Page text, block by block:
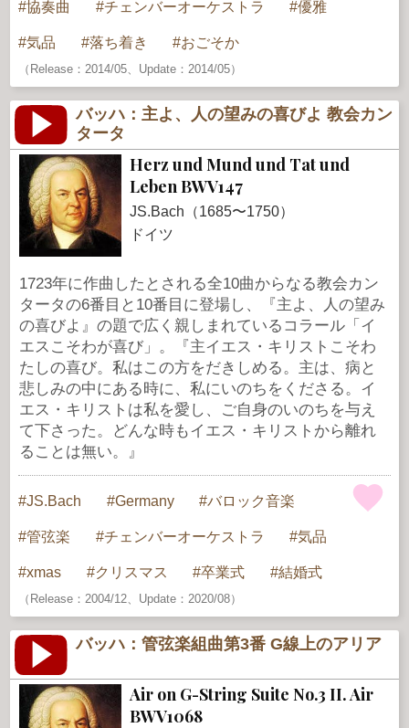
協奏曲 チェンバーオーケストラ 優雅
気品 落ち着き おごそか
（Release：2014/05、Update：2014/05）
バッハ：主よ、人の望みの喜びよ 教会カン
タータ
Herz und Mund und Tat und
Leben BWV147
JS.Bach（1685〜1750）
ドイツ
1723年に作曲したとされる全10曲からなる教会カン
タータの6番目と10番目に登場し、『主よ、人の望み
の喜びよ』の題で広く親しまれているコラール「イ
エスこそわが喜び」。『主イエス・キリストこそわ
たしの喜び。私はこの方をだきしめる。主は、病と
悲しみの中にある時に、私にいのちをくださる。イ
エス・キリストは私を愛し、ご自身のいのちを与え
て下さった。どんな時もイエス・キリストから離れ
ることは無い。』
JS.Bach Germany バロック音楽
管弦楽 チェンバーオーケストラ 気品
xmas クリスマス 卒業式 結婚式
（Release：2004/12、Update：2020/08）
バッハ：管弦楽組曲第3番 G線上のアリア
Air on G-String Suite No.3 II. Air
BWV1068